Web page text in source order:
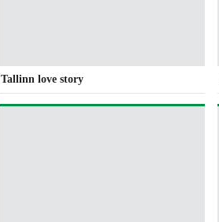
Tallinn love story